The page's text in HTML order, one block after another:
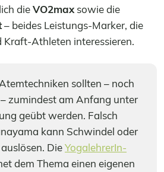
dieVO2max sowie die
– beides Leistungs-Marker, die
Kraft-Athleten interessieren.
Atemtechniken sollten – noch
zumindest am Anfang unter
geübt werden. Falsch
kann Schwindel oder
DieYogalehrerIn-
dem Thema einen eigenen